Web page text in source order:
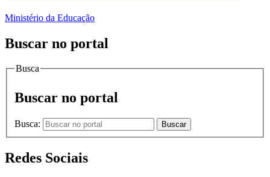
Ministério da Educação
Buscar no portal
Busca
Buscar no portal
Busca: Buscar
Redes Sociais